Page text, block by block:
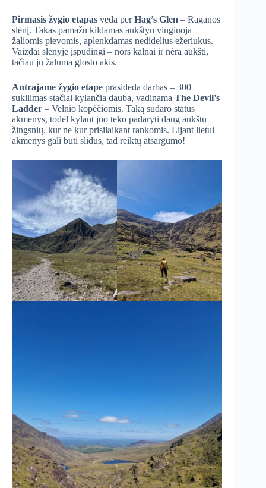
Pirmasis žygio etapas veda perHag’s Glen – Raganos
slėnį. Takas pamažu kildamas aukštyn vingiuoja
žaliomis pievomis, aplenkdamas nedidelius ežeriukus.
Vaizdai slėnyje įspūdingi – nors kalnai ir nėra aukšti,
tačiau jų žaluma glosto akis.
Antrajame žygio etape prasideda darbas – 300
sukilimas stačiai kylančia dauba, vadinama The Devil’s
Ladder – Velnio kopėčiomis. Taką sudaro statūs
akmenys, todėl kylant juo teko padaryti daug aukštų
žingsnių, kur ne kur prisilaikant rankomis. Lijant lietui
akmenys gali būti slidūs, tad reiktų atsargumo!